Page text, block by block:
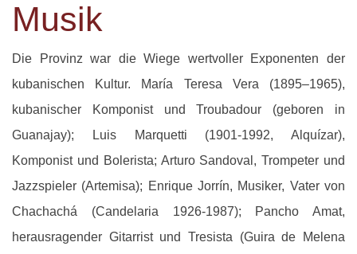
Musik
Die Provinz war die Wiege wertvoller Exponenten der
kubanischen Kultur. María Teresa Vera (1895–1965),
kubanischer Komponist und Troubadour (geboren in
Guanajay); Luis Marquetti (1901-1992, Alquízar),
Komponist und Bolerista; Arturo Sandoval, Trompeter und
Jazzspieler (Artemisa); Enrique Jorrín, Musiker, Vater von
Chachachá (Candelaria 1926-1987); Pancho Amat,
herausragender Gitarrist und Tresista (Guira de Melena